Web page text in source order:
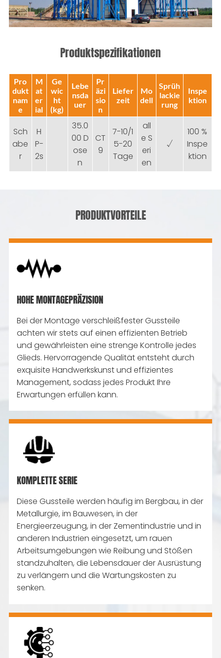
Produktspezifikationen
Pro
dukt
nam
e
M
at
er
ial
Ge
wic
ht
(kg)
Lebe
nsda
uer
Pr
äzi
sio
n
Liefer
zeit
Mo
dell
Sprüh
lackie
rung
Inspe
ktion
Sch
abe
r
H
P-
2s
35.0
00 D
ose
n
CT
9
7-10/1
5-20
Tage
all
e S
eri
en
√
100 %
Inspe
ktion
PRODUKTVORTEILE
HOHE MONTAGEPRÄZISION
Bei der Montage verschleißfester Gussteile
achten wir stets auf einen effizienten Betrieb
und gewährleisten eine strenge Kontrolle jedes
Glieds. Hervorragende Qualität entsteht durch
exquisite Handwerkskunst und effizientes
Management, sodass jedes Produkt Ihre
Erwartungen erfüllen kann.
KOMPLETTE SERIE
Diese Gussteile werden häufig im Bergbau, in der
Metallurgie, im Bauwesen, in der
Energieerzeugung, in der Zementindustrie und in
anderen Industrien eingesetzt, um rauen
Arbeitsumgebungen wie Reibung und Stößen
standzuhalten, die Lebensdauer der Ausrüstung
zu verlängern und die Wartungskosten zu
senken.